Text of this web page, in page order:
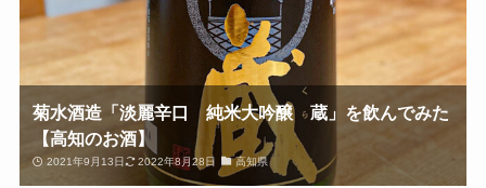
菊水酒造「淡麗辛口 純米大吟醸 蔵」を飲んでみた
【高知のお酒】
2021年9月13日 2022年8月28日 高知県